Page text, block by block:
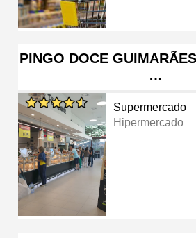
PINGO DOCE
…
Supermercado
Hipermercado